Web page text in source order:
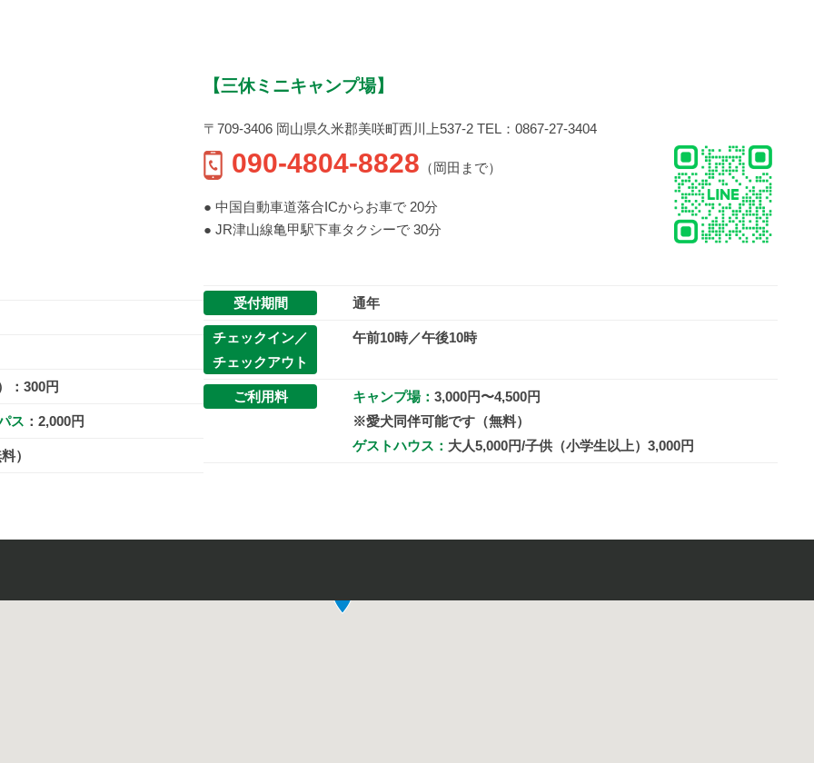
：300円
ス ：2,000円
）
【三休ミニキャンプ場】
〒709-3406 岡山県久米郡美咲町西川上537-2 TEL：0867-27-3404
090-4804-8828 （岡田まで）
● 中国自動車道落合ICからお車で 20分
● JR津山線亀甲駅下車タクシーで 30分
受付期間 通年
チェックイン／
チェックアウト
午前10時／午後10時
ご利用料 キャンプ場： 3,000円〜4,500円
※愛犬同伴可能です（無料）
ゲストハウス： 大人5,000円/子供（小学生以上）3,000円